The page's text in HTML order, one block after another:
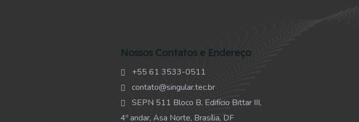
Nossos Contatos e Endereço
+55 61 3533-0511
contato@singular.tec.br
SEPN 511 Bloco B, Edifício Bittar III,
4º andar, Asa Norte, Brasília, DF